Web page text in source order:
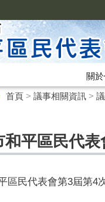
關
首頁> 議事相關資訊>
和平區民代
區民代表會第3屆第4